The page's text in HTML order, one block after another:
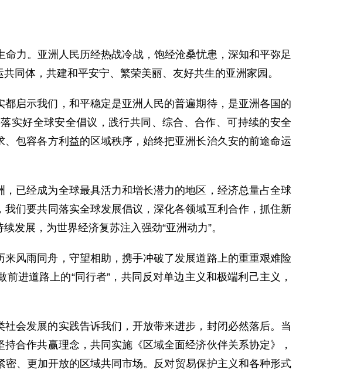
力。亚洲人民历经热战冷战，饱经沧桑忧患，深知和平弥足
同体，共建和平安宁、繁荣美丽、友好共生的亚洲家园。
启示我们，和平稳定是亚洲人民的普遍期待，是亚洲各国的
实好全球安全倡议，践行共同、综合、合作、可持续的安全
包容各方利益的区域秩序，始终把亚洲长治久安的前途命运
已经成为全球最具活力和增长潜力的地区，经济总量占全球
们要共同落实全球发展倡议，深化各领域互利合作，抓住新
发展，为世界经济复苏注入强劲“亚洲动力”。
风雨同舟，守望相助，携手冲破了发展道路上的重重艰难险
进道路上的“同行者”，共同反对单边主义和极端利己主义，
会发展的实践告诉我们，开放带来进步，封闭必然落后。当
合作共赢理念，共同实施《区域全面经济伙伴关系协定》，
、更加开放的区域共同市场。反对贸易保护主义和各种形式